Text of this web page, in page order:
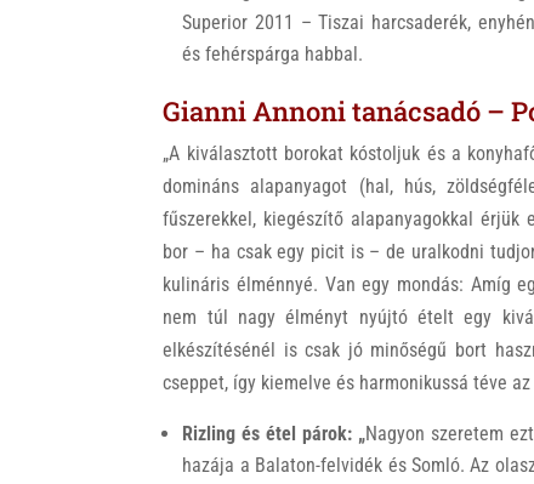
Superior 2011 – Tiszai harcsaderék,
és fehérspárga habbal.
Gianni Annoni tanácsadó –
„A kiválasztott borokat kóstoljuk és a
domináns alapanyagot (hal, hús,
fűszerekkel, kiegészítő alapanyagokkal
bor – ha csak egy picit is – de uralkodni
kulináris élménnyé. Van egy mondás: Amíg
nem túl nagy élményt nyújtó ételt egy
elkészítésénél is csak jó minőségű bort
cseppet, így kiemelve és harmonikussá téve az
Rizling és étel párok: „Nagyon szeretem
hazája a Balaton-felvidék és Somló. Az